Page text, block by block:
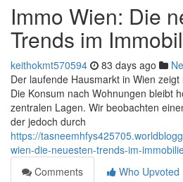
Immo Wien: Die
Trends im
keithokmt570594 83 days ago
Der laufende Hausmarkt in Wien
Die Konsum nach Wohnungen bleibt
zentralen Lagen. Wir beobachten
der jedoch durch
https://
wien-die-neuesten-trends-im-
Comments
Who Upvoted